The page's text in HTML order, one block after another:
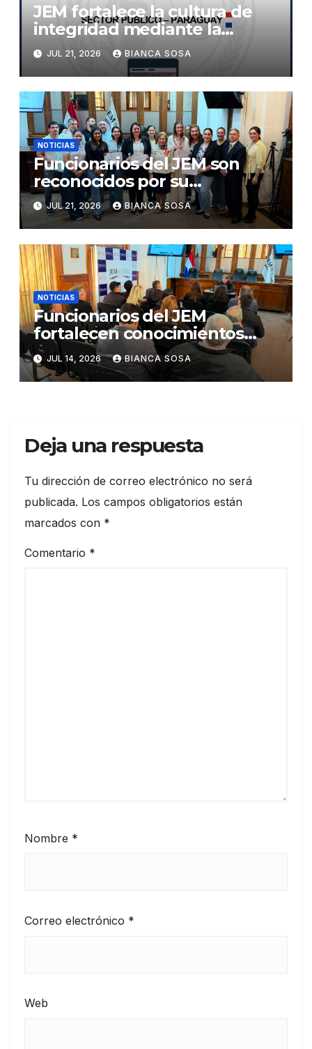
JEM fortalece la cultura de
integridad mediante la
implementación de la
herramienta de diagnóstico
«The Integrity App»
JUL 21, 2026 BIANCA SOSA
NOTICIAS
Funcionarios del JEM son
reconocidos por su
participación en el concurso
«Lemas sobre Ética e
Integridad Institucional»
JUL 21, 2026 BIANCA SOSA
NOTICIAS
Funcionarios del JEM
fortalecen conocimientos
sobre administración de
contratos públicos
JUL 14, 2026 BIANCA SOSA
Deja una respuesta
Tu dirección de correo electrónico no será
publicada. Los campos obligatorios están
marcados con *
Comentario *
Nombre *
Correo electrónico *
Web